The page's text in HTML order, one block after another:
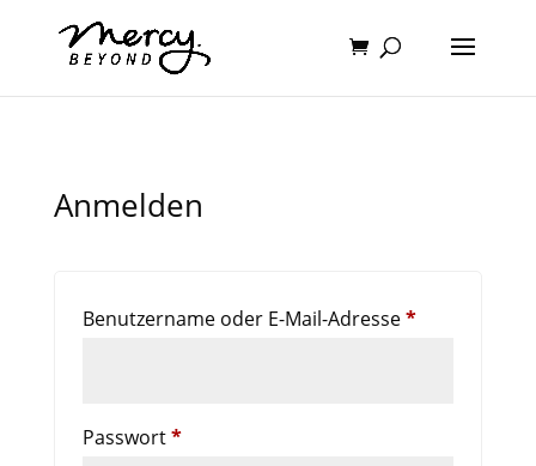
Anmelden
Benutzername oder E-Mail-Adresse*Erforderlich
Passwort*Erforderlich